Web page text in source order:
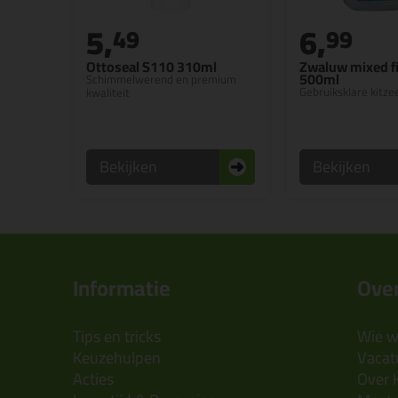
Ottoseal S110 310ml
Schimmelwerend en premium
5,49
Zwaluw mixed
500ml
Gebruiksklare kitzeep
6,99
Informatie
Tips en tricks
Keuzehulpen
Acties
Wie
Over